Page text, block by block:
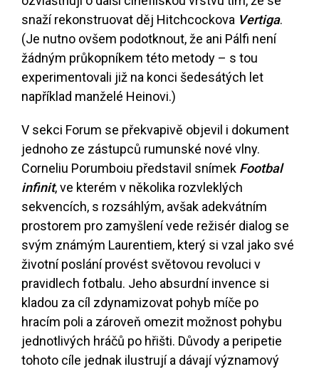
snaží rekonstruovat děj Hitchcockova Vertiga.
(Je nutno ovšem podotknout, že ani Pálfi není
žádným průkopníkem této metody – s tou
experimentovali již na konci šedesátých let
například manželé Heinovi.)
V sekci Forum se překvapivě objevil i dokument
jednoho ze zástupců rumunské nové vlny.
Corneliu Porumboiu představil snímek Footbal
infinit, ve kterém v několika rozvleklých
sekvencích, s rozsáhlým, avšak adekvátním
prostorem pro zamyšlení vede režisér dialog se
svým známým Laurentiem, který si vzal jako své
životní poslání provést světovou revoluci v
pravidlech fotbalu. Jeho absurdní invence si
kladou za cíl zdynamizovat pohyb míče po
hracím poli a zároveň omezit možnost pohybu
jednotlivých hráčů po hřišti. Důvody a peripetie
tohoto cíle jednak ilustrují a dávají významový